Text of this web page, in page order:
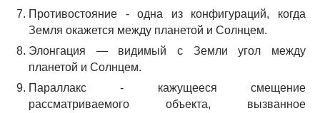
Противостояние - одна из конфигураций, когда
Земля окажется между планетой и Солнцем.
Элонгация — видимый с Земли угол между
планетой и Солнцем.
Параллакс - кажущееся смещение
рассматриваемого объекта, вызванное